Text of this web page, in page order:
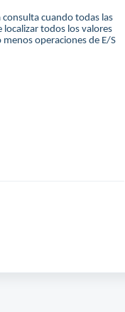
cuando todas las
localizar todos los valores
operaciones de E/S